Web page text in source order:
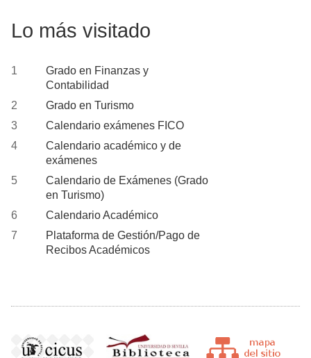
Lo más visitado
Grado en Finanzas y
Contabilidad
Grado en Turismo
Calendario exámenes FICO
Calendario académico y de
exámenes
Calendario de Exámenes (Grado
en Turismo)
Calendario Académico
Plataforma de Gestión/Pago de
Recibos Académicos